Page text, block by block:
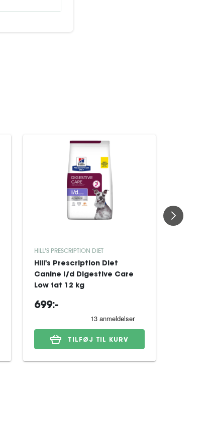
HILL'S PRESCRIPTION DIET
Hill's Prescription Diet
Canine i/d Digestive Care
Low fat 12 kg
699:-
TILFØJ TIL KURV